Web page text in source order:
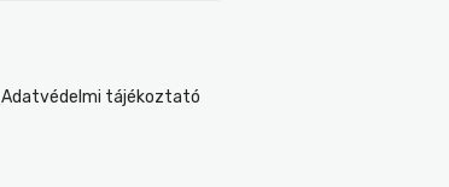
Adatvédelmi tájékoztató